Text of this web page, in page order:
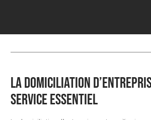
La domiciliation
service essentiel